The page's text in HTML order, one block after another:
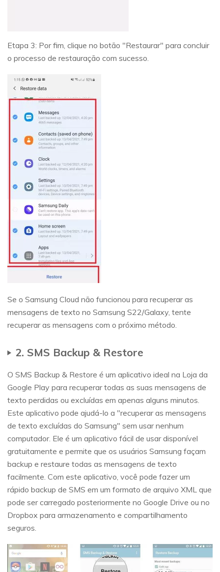
Etapa 3: Por fim, clique no botão "Restaurar" para concluir
o processo de restauração com sucesso.
Se o Samsung Cloud não funcionou para recuperar as
mensagens de texto no Samsung S22/Galaxy, tente
recuperar as mensagens com o próximo método.
2. SMS Backup & Restore
O SMS Backup & Restore é um aplicativo ideal na Loja da
Google Play para recuperar todas as suas mensagens de
texto perdidas ou excluídas em apenas alguns minutos.
Este aplicativo pode ajudá-lo a "recuperar as mensagens
de texto excluídas do Samsung" sem usar nenhum
computador. Ele é um aplicativo fácil de usar disponível
gratuitamente e permite que os usuários Samsung façam
backup e restaure todas as mensagens de texto
facilmente. Com este aplicativo, você pode fazer um
rápido backup de SMS em um formato de arquivo XML que
pode ser carregado posteriormente no Google Drive ou no
Dropbox para armazenamento e compartilhamento
seguros.